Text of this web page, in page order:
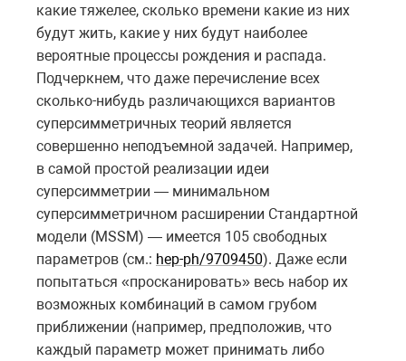
какие тяжелее, сколько времени какие из них
будут жить, какие у них будут наиболее
вероятные процессы рождения и распада.
Подчеркнем, что даже перечисление всех
сколько-нибудь различающихся вариантов
суперсимметричных теорий является
совершенно неподъемной задачей. Например,
в самой простой реализации идеи
суперсимметрии — минимальном
суперсимметричном расширении Стандартной
модели (MSSM) — имеется 105 свободных
параметров (см.: hep-ph/9709450). Даже если
попытаться «просканировать» весь набор их
возможных комбинаций в самом грубом
приближении (например, предположив, что
каждый параметр может принимать либо